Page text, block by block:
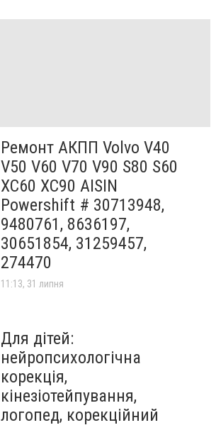
Ремонт АКПП Volvo V40
V50 V60 V70 V90 S80 S60
XC60 XC90 AISIN
Powershift # 30713948,
9480761, 8636197,
30651854, 31259457,
274470
11:13, 31 липня
Для дітей:
нейропсихологічна
корекція,
кінезіотейпування,
логопед, корекційний